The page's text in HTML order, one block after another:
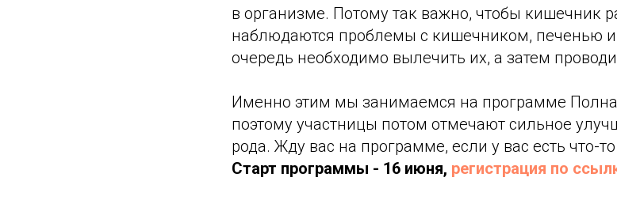
в организме. Потому так важно, чтобы кишечник
наблюдаются проблемы с кишечником, печенью
очередь необходимо вылечить их, а затем
Именно этим мы занимаемся на программе
поэтому участницы потом отмечают сильное
рода. Жду вас на программе, если у вас есть что-
Старт программы - 16 июня, регистрация по